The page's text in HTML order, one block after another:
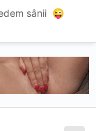
sânii 😜